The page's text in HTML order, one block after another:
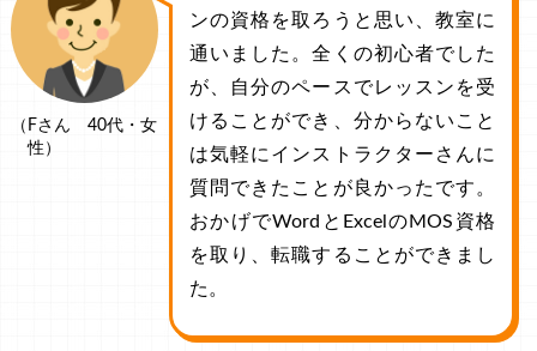
（Fさん 40代・女
性）
ンの資格を取ろうと思い、教室に
通いました。全くの初心者でした
が、自分のペースでレッスンを受
けることができ、分からないこと
は気軽にインストラクターさんに
質問できたことが良かったです。
おかげでWordとExcelのMOS資格
を取り、転職することができまし
た。